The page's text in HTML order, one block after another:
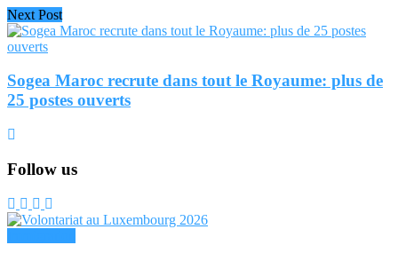
Next Post
Sogea Maroc recrute dans tout le Royaume: plus de
25 postes ouverts
Follow us